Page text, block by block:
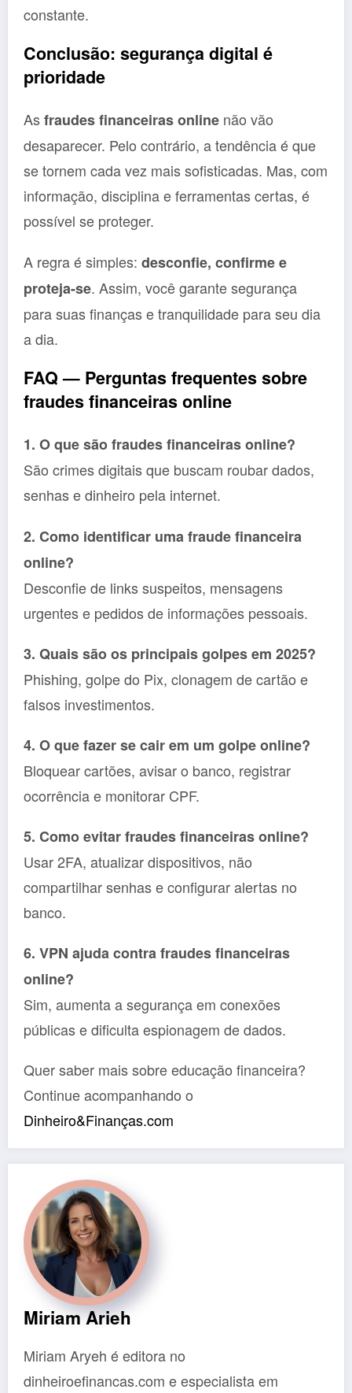
constante.
Conclusão: segurança digital é
prioridade
Asfraudes financeiras online não vão
desaparecer. Pelo contrário, a tendência é que
se tornem cada vez mais sofisticadas. Mas, com
informação, disciplina e ferramentas certas, é
possível se proteger.
A regra é simples: desconfie, confirme e
proteja-se. Assim, você garante segurança
para suas finanças e tranquilidade para seu dia
a dia.
FAQ — Perguntas frequentes sobre
fraudes financeiras online
1. O que são fraudes financeiras online?
São crimes digitais que buscam roubar dados,
senhas e dinheiro pela internet.
2. Como identificar uma fraude financeira
online?
Desconfie de links suspeitos, mensagens
urgentes e pedidos de informações pessoais.
3. Quais são os principais golpes em 2025?
Phishing, golpe do Pix, clonagem de cartão e
falsos investimentos.
4. O que fazer se cair em um golpe online?
Bloquear cartões, avisar o banco, registrar
ocorrência e monitorar CPF.
5. Como evitar fraudes financeiras online?
Usar 2FA, atualizar dispositivos, não
compartilhar senhas e configurar alertas no
banco.
6. VPN ajuda contra fraudes financeiras
online?
Sim, aumenta a segurança em conexões
públicas e dificulta espionagem de dados.
Quer saber mais sobre educação financeira?
Continue acompanhando o
Dinheiro&Finanças.com
Miriam Arieh
Miriam Aryeh é editora no
dinheiroefinancas.com e especialista em